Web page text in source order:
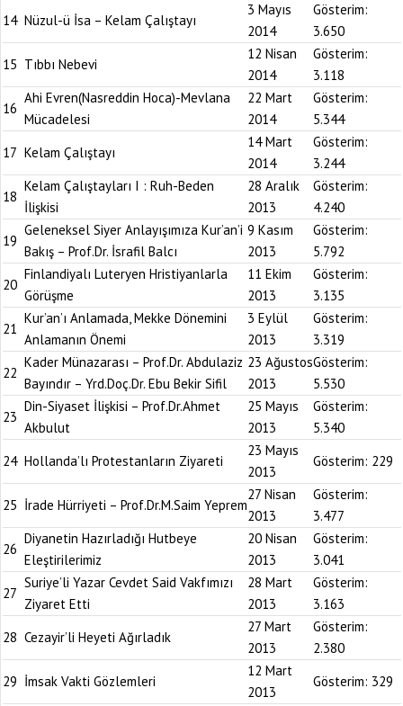
14 Nüzul-ü İsa – Kelam Çalıştayı
3 Mayıs
2014
Gösterim:
3.650
15 Tıbbı Nebevi
12 Nisan
2014
Gösterim:
3.118
16
Ahi Evren(Nasreddin Hoca)-Mevlana
Mücadelesi
22 Mart
2014
Gösterim:
5.344
17 Kelam Çalıştayı
14 Mart
2014
Gösterim:
3.244
18
Kelam Çalıştayları I : Ruh-Beden
İlişkisi
28 Aralık
2013
Gösterim:
4.240
19
Geleneksel Siyer Anlayışımıza Kur’an’i
Bakış – Prof.Dr. İsrafil Balcı
9 Kasım
2013
Gösterim:
5.792
20
Finlandiyalı Luteryen Hristiyanlarla
Görüşme
11 Ekim
2013
Gösterim:
3.135
21
Kur’an’ı Anlamada, Mekke Dönemini
Anlamanın Önemi
3 Eylül
2013
Gösterim:
3.319
22
Kader Münazarası – Prof.Dr. Abdulaziz
Bayındır – Yrd.Doç.Dr. Ebu Bekir Sifil
23 Ağustos
2013
Gösterim:
5.530
23
Din-Siyaset İlişkisi – Prof.Dr.Ahmet
Akbulut
25 Mayıs
2013
Gösterim:
5.340
24 Hollanda’lı Protestanların Ziyareti
23 Mayıs
2013
Gösterim: 229
25 İrade Hürriyeti – Prof.Dr.M.Saim Yeprem
27 Nisan
2013
Gösterim:
3.477
26
Diyanetin Hazırladığı Hutbeye
Eleştirilerimiz
20 Nisan
2013
Gösterim:
3.041
27
Suriye’li Yazar Cevdet Said Vakfımızı
Ziyaret Etti
28 Mart
2013
Gösterim:
3.163
28 Cezayir’li Heyeti Ağırladık
27 Mart
2013
Gösterim:
2.380
29 İmsak Vakti Gözlemleri
12 Mart
2013
Gösterim: 329